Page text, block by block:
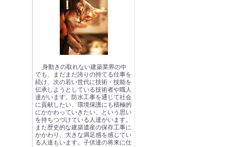
身動きの取れない建築業界の中
でも、まだまだ誇りの持てる仕事を
続け、次の若い世代に技術・技能を
伝承しようとしている技術者や職人
達がいます。防水工事を通じて社会
に貢献したい、環境保護にも積極的
にかかわっていきたい、という思い
を持ちつづけている人達がいます。
また歴史的な建築遺産の保存工事に
かかわり、大きな満足感を感じてい
る人達もいます。子供達の将来に仕